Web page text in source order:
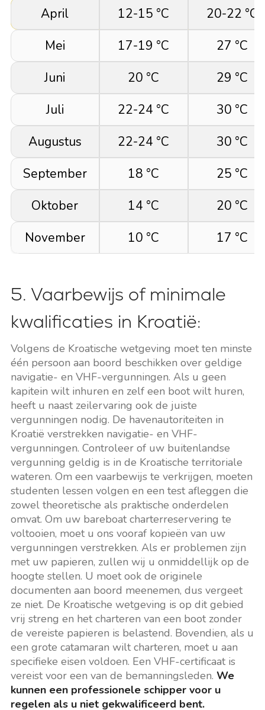
April
12-15 °C
20-22 °C
Mei
17-19 °C
27 °C
Juni
20 °C
29 °C
Juli
22-24 °C
30 °C
Augustus
22-24 °C
30 °C
September
18 °C
25 °C
Oktober
14 °C
20 °C
November
10 °C 17 °C
5. Vaarbewijs of minimale
kwalificaties in Kroatië:
Volgens de Kroatische wetgeving moet ten minste
één persoon aan boord beschikken over geldige
navigatie- en VHF-vergunningen. Als u geen
kapitein wilt inhuren en zelf een boot wilt huren,
heeft u naast zeilervaring ook de juiste
vergunningen nodig. De havenautoriteiten in
Kroatië verstrekken navigatie- en VHF-
vergunningen. Controleer of uw buitenlandse
vergunning geldig is in de Kroatische territoriale
wateren. Om een vaarbewijs te verkrijgen, moeten
studenten lessen volgen en een test afleggen die
zowel theoretische als praktische onderdelen
omvat. Om uw bareboat charterreservering te
voltooien, moet u ons vooraf kopieën van uw
vergunningen verstrekken. Als er problemen zijn
met uw papieren, zullen wij u onmiddellijk op de
hoogte stellen. U moet ook de originele
documenten aan boord meenemen, dus vergeet
ze niet. De Kroatische wetgeving is op dit gebied
vrij streng en het charteren van een boot zonder
de vereiste papieren is belastend. Bovendien, als u
een grote catamaran wilt charteren, moet u aan
specifieke eisen voldoen. Een VHF-certificaat is
vereist voor een van de bemanningsleden. We
kunnen een professionele schipper voor u
regelen als u niet gekwalificeerd bent.